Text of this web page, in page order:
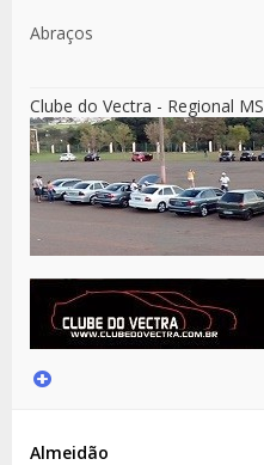
Abraços
Clube do Vectra - Regional MS
Almeidão